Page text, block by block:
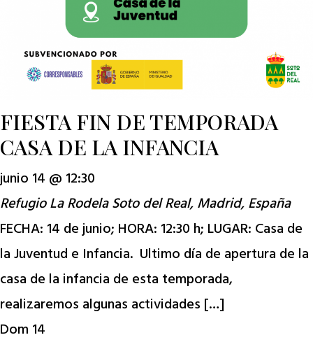
FIESTA FIN DE TEMPORADA
CASA DE LA INFANCIA
junio 14 @ 12:30
Refugio La RodelaSoto del Real, Madrid, España
FECHA: 14 de junio; HORA: 12:30 h; LUGAR: Casa de
la Juventud e Infancia. Ultimo día de apertura de la
casa de la infancia de esta temporada,
realizaremos algunas actividades […]
Dom 14